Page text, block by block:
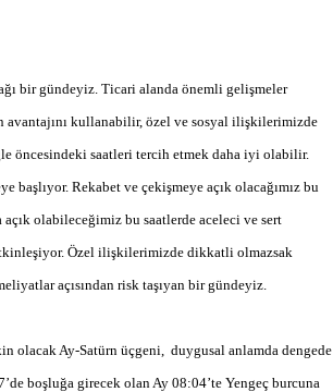
bir gündeyiz. Ticari alanda önemli gelişmeler
avantajını kullanabilir, özel ve sosyal ilişkilerimizde
öncesindeki saatleri tercih etmek daha iyi olabilir.
başlıyor. Rekabet ve çekişmeye açık olacağımız bu
olabileceğimiz bu saatlerde aceleci ve sert
Özel ilişkilerimizde dikkatli olmazsak
açısından risk taşıyan bir gündeyiz.
olacak Ay-Satürn üçgeni,
duygusal anlamda dengede
boşluğa girecek olan Ay 08:04’te Yengeç burcuna